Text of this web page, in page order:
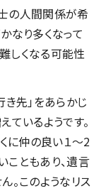
の人間関係が希
なり多くなって
しくなる可能性
き先」をあらかじ
ているようです。
に仲の良い１～2
こともあり、遺言
。このようなリス